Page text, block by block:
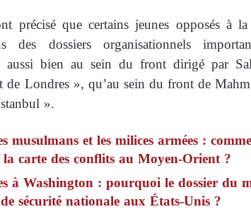
précisé que certains jeunes opposés à
des dossiers organisationnels
aussi bien au sein du front dirigé par
de Londres », qu’au sein du front de
».
musulmans et les milices armées :
la carte des conflits au Moyen-Orient ?
à Washington : pourquoi le dossier du
sécurité nationale aux États-Unis ?